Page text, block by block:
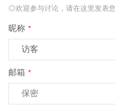
◎欢迎参与讨论，请在这里发表
昵称 *
邮箱 *